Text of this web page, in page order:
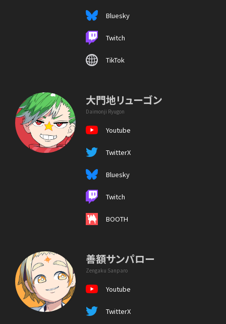
Bluesky
Twitch
TikTok
大門地リューゴン
Daimonji Ryugon
Youtube
TwitterX
Bluesky
Twitch
BOOTH
善額サンパロー
Zengaku Sanparo
Youtube
TwitterX